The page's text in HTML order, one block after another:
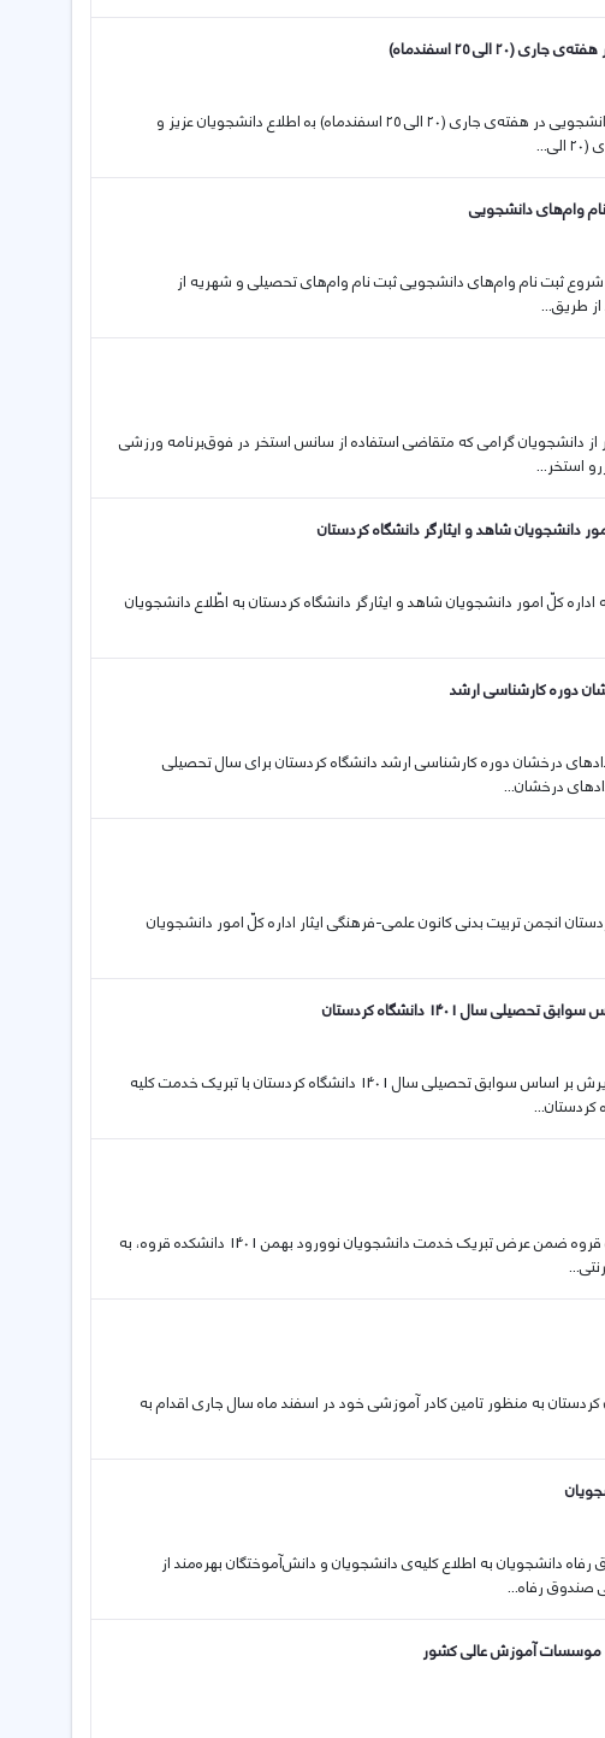
۲۵ اسفندماه)
11 03 2023 اطلاعیه در خصوص دایر بودن فعالیت‌های آموزشی و دانشجویی در هفته‌ی جاری (۲۰ الی ۲۵ اسفندماه) بە اطلاع دانشجویان عزیز و
وام‌های دانشجویی
شروع ثبت نام وام‌های دانشجویی ثبت نام وام‌های تحصیلی و شهریه از
از دانشجویان گرامی که متقاضی استفاده از سانس استخر در فوق‌برنامه ورزشی
استخر...
دانشجویان شاهد و ایثارگر دانشگاه کردستان
اداره کلّ امور دانشجویان شاهد و ایثارگر دانشگاه کردستان به اطّلاع دانشجویان
دوره کارشناسی ارشد
درخشان دوره کارشناسی ارشد دانشگاه کردستان برای سال تحصیلی
کردستان انجمن تربیت بدنی کانون علمی-فرهنگی ایثار اداره کلّ امور دانشجویان
سال 1401 دانشگاه کردستان
01 02 2023 اطلاعیه ثبت نام پذیرفته‌شدگان مرحله تکمیل ظرفیت پذیرش بر اساس سوابق تحصیلی سال 1401 دانشگاه کردستان با تبریک خدمت کلیه
30 01 2023 اطلاعیه ثبت نام دانشجویان ورودی بهمن 1401 دانشکده قروه ضمن عرض تبریک خدمت دانشجویان نوورود بهمن 1401 دانشکده قروه، به
کردستان به منظور تامین کادر آموزشی خود در اسفند ماه سال جاری اقدام به
رفاه دانشجویان به اطلاع کلیه‌ی دانشجویان و دانش‌آموختگان بهره‌مند از
صندوق رفاه...
و موسسات آموزش عالی کشور